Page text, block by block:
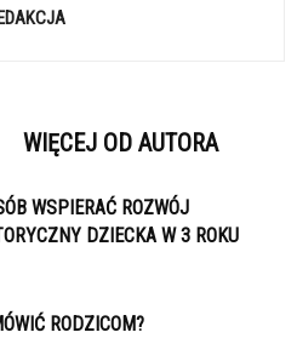
WIĘCEJ OD AUTORA
WSPIERAĆ ROZWÓJ
DZIECKA W 3 ROKU
RODZICOM?